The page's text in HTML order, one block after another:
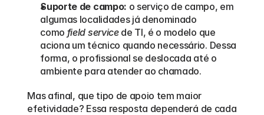
Suporte de campo: o serviço de campo, em
algumas localidades já denominado
como field service de TI, é o modelo que
aciona um técnico quando necessário. Dessa
forma, o profissional se deslocada até o
ambiente para atender ao chamado.
Mas afinal, que tipo de apoio tem maior
efetividade? Essa resposta dependerá de cada